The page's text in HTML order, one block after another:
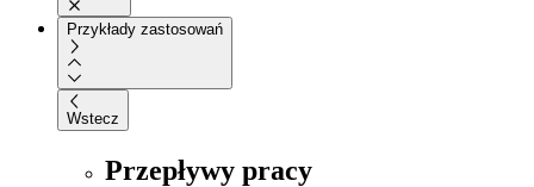
Przykłady zastosowań
Wstecz
Przepływy pracy